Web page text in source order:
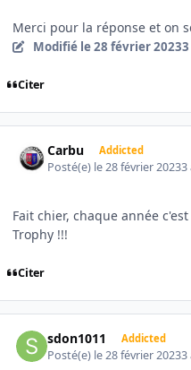
Merci pour la réponse et on
Modifié le 28 février 20233
Citer
Carbu Addicted
Posté(e) le 28 février 20233
Fait chier, chaque année
Trophy !!!
Citer
sdon1011 Addicted
Posté(e) le 28 février 20233